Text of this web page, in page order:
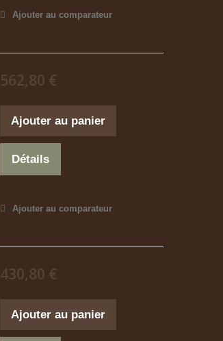
Ajouter au comparateur
562,80 €
Ajouter au panier
Détails
Ajouter au comparateur
430,80 €
Ajouter au panier